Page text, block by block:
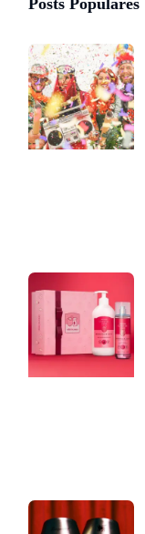
Posts Populares